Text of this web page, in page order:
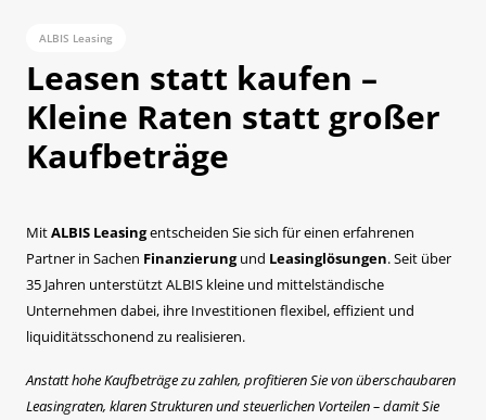
ALBIS Leasing
Leasen statt kaufen –
Kleine Raten statt großer
Kaufbeträge
MitALBIS Leasingentscheiden Sie sich für einen erfahrenen
Partner in Sachen Finanzierungund Leasinglösungen. Seit über
35 Jahren unterstützt ALBIS kleine und mittelständische
Unternehmen dabei, ihre Investitionen flexibel, effizient und
liquiditätsschonend zu realisieren.
Anstatt hohe Kaufbeträge zu zahlen, profitieren Sie von überschaubaren
Leasingraten, klaren Strukturen und steuerlichen Vorteilen – damit Sie